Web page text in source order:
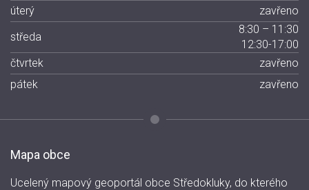
úterý
zavřeno
středa
8:30 – 11:30
12:30-17:00
čtvrtek
zavřeno
pátek
zavřeno
Mapa obce
Ucelený mapový geoportál obce Středokluky, do kterého